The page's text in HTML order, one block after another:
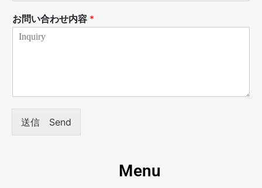
お問い合わせ内容 *
送信 Send
Menu